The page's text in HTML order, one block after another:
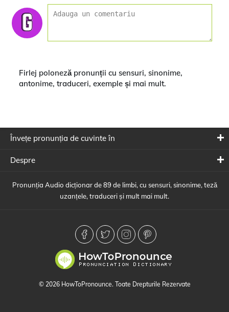
Firlej poloneză pronunții cu sensuri, sinonime,
antonime, traduceri, exemple și mai mult.
Învețe pronunția de cuvinte în
Despre
Pronunția Audio dicționar de 89 de limbi, cu sensuri, sinonime, teză
uzanțele, traduceri și mult mai mult.
© 2026 HowToPronounce. Toate Drepturile Rezervate